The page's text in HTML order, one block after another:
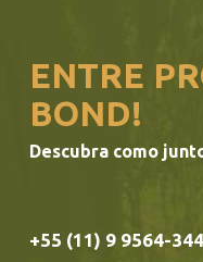
ENTRE
BOND!
Descubra como
+55 (11) 9 9564-